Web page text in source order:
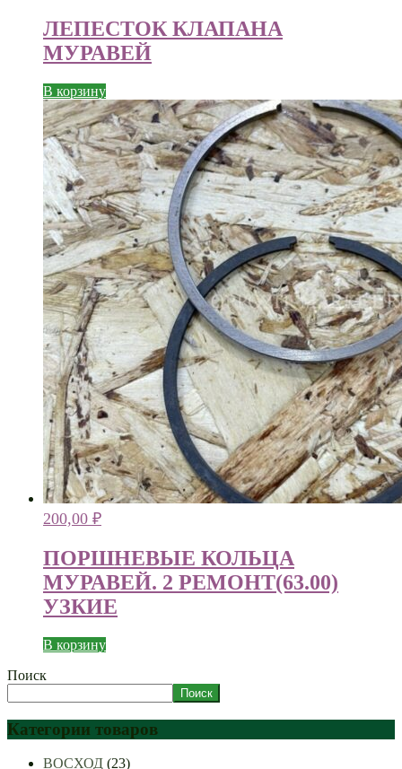
ЛЕПЕСТОК КЛАПАНА
МУРАВЕЙ
В корзину
200,00 ₽
ПОРШНЕВЫЕ КОЛЬЦА
МУРАВЕЙ. 2 РЕМОНТ(63.00)
УЗКИЕ
В корзину
Поиск
Поиск
Категории товаров
ВОСХОД (23)